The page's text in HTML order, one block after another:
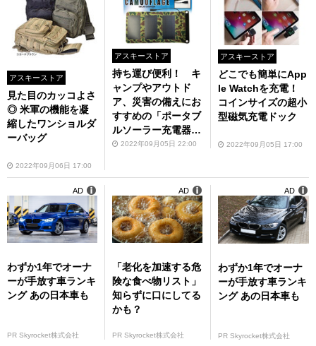
アスキーストア
見た目のカッコよさ
◎ 米軍の機能を凝
縮したワンショルダ
ーバッグ
2022年09月06日 17:00
アスキーストア
持ち運び便利！ キ
ャンプやアウトド
ア、災害の備えにお
すすめの「ポータブ
ルソーラー充電器
カモフラージュ」の
2022年09月05日 22:00
アスキーストア
どこでも簡単にApp
le Watchを充電！
コインサイズの超小
型磁気充電ドック
2022年09月05日 17:00
わずか1年でオーナ
ーが手放す車ランキ
ング あの日本車も
PR Skyrocket株式会社
AD
「老化を加速する危
険な食べ物リスト」
知らずに口にしてる
かも？
PR Skyrocket株式会社
AD
わずか1年でオーナ
ーが手放す車ランキ
ング あの日本車も
PR Skyrocket株式会社
AD